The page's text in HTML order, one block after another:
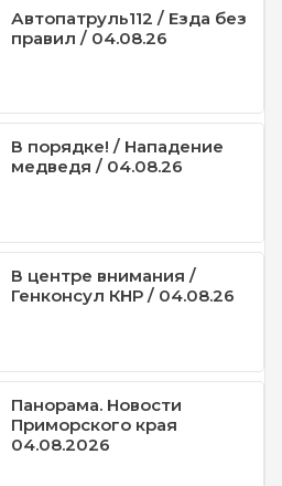
Автопатруль112 / Езда без
правил / 04.08.26
В порядке! / Нападение
медведя / 04.08.26
В центре внимания /
Генконсул КНР / 04.08.26
Панорама. Новости
Приморского края
04.08.2026